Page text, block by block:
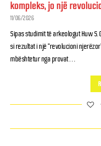
kompleks, jo një
11/06/2026
Sipas studimit të arkeologut Huw
si rezultat i një “revolucioni
mbështetur nga provat …